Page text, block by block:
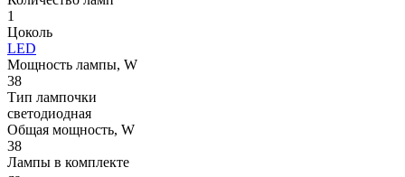
1
Цоколь
LED
Мощность лампы, W
38
Тип лампочки
светодиодная
Общая мощность, W
38
Лампы в комплекте